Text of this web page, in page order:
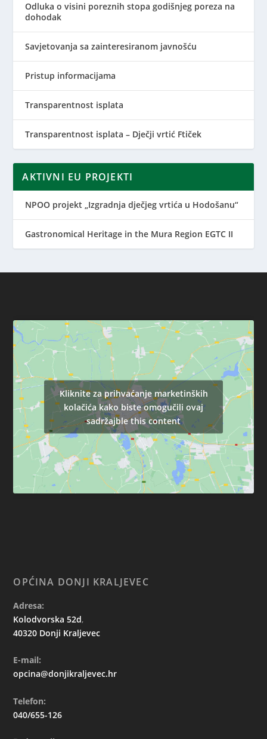
Odluka o visini poreznih stopa godišnjeg poreza na
dohodak
Savjetovanja sa zainteresiranom javnošću
Pristup informacijama
Transparentnost isplata
Transparentnost isplata – Dječji vrtić Ftiček
AKTIVNI EU PROJEKTI
NPOO projekt „Izgradnja dječjeg vrtića u Hodošanu“
Gastronomical Heritage in the Mura Region EGTC II
Kliknite za prihvaćanje marketinških
kolačića kako biste omogučili ovaj
sadržajble this content
OPĆINA DONJI KRALJEVEC
Adresa:
Kolodvorska 52d,
40320 Donji Kraljevec
E-mail:
opcina@donjikraljevec.hr
Telefon:
040/655-126